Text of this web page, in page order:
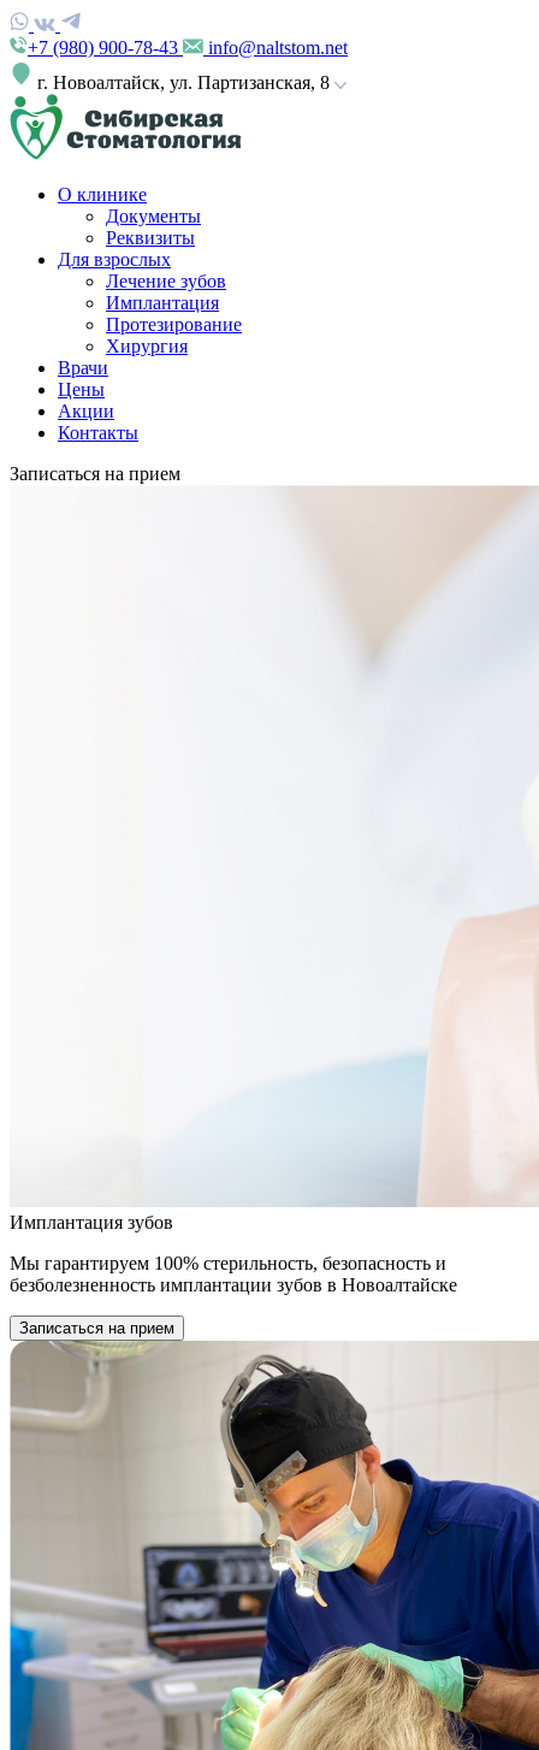
+7 (980) 900-78-43
info@naltstom.net
г. Новоалтайск, ул. Партизанская, 8
О клинике
Документы
Реквизиты
Для взрослых
Лечение зубов
Имплантация
Протезирование
Хирургия
Врачи
Цены
Акции
Контакты
Записаться на прием
Имплантация зубов
Мы гарантируем 100% стерильность, безопасность и
безболезненность имплантации зубов в Новоалтайске
Записаться на прием